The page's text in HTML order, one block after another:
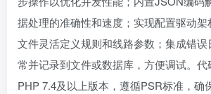
据处理的准确性和速度；实现配置驱动
文件灵活定义规则和线路参数；集成错
常并记录到文件或数据库，方便调试。
PHP 7.4及以上版本，遵循PSR标准，确